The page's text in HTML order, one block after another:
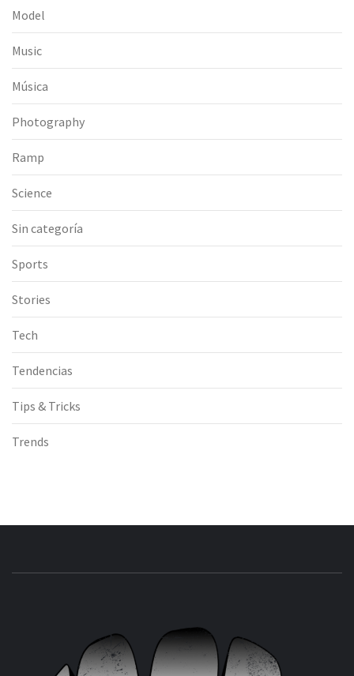
Model
Music
Música
Photography
Ramp
Science
Sin categoría
Sports
Stories
Tech
Tendencias
Tips & Tricks
Trends